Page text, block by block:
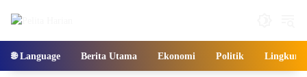
🌐 Language Berita Utama Ekonomi Politik